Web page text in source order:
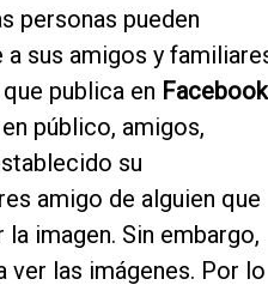
personas pueden
sus amigos y
publica en Facebook
público, amigos,
su
amigo de alguien que
imagen. Sin embargo,
ver las imágenes. Por lo